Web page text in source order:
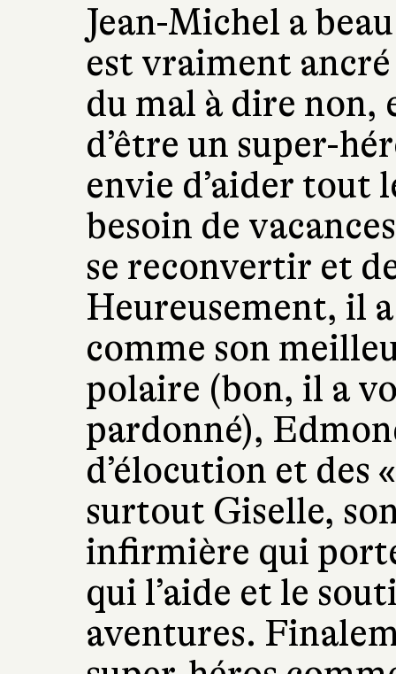
Jean-Michel a
est vraiment
du mal à dire non,
d’être un super-
envie d’aider tout
besoin de
se reconvertir et
Heureusement, il
comme son
polaire (bon, il a
pardonné),
d’élocution et des
surtout Giselle,
infirmière qui
qui l’aide et le
aventures.